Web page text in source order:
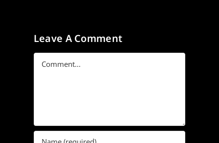
Leave A Comment
Comment